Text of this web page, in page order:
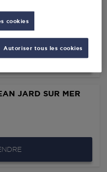
JARD SUR MER
cookies
Autoriser tous les cookies